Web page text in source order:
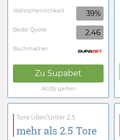
Wahrscheinlichkeit 39%
Beste Quote 2.46
Buchmacher
Zu Supabet
AGBs gelten
Tore Über/Unter 2,5
mehr als 2.5 Tore